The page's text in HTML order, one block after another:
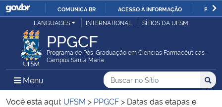
IR
O
COMUNICA BR ACESSO À INFORMAÇÃO
Ministério da Justiça e Segurança Pública
Ministério da Defesa
Ministério das Relações Exteriores
LANGUAGES INTERNATIONAL SÍTIOS DA UFSM
PPGCF
Programa de Pós-Graduação em Ciências Farmacêuticas –
Campus Santa Maria
Menu Menu Principal do Sítio
Busca
Buscar no no Sítio
Busca:
Você está aqui: UFSM > PPGCF > Datas das etapas e